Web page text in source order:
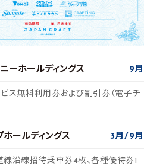
ーホールディングス 9月
ス無料利用券および割引券（電子チ
ールディングス 3月 9月
沿線招待乗車券4枚、各種優待券1